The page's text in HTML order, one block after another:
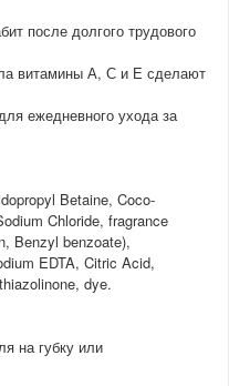
после долгого трудового
витамины А, С и Е сделают
ежедневного ухода за
Betaine, Coco-
Chloride, fragrance
Benzyl benzoate),
EDTA, Citric Acid,
dye.
на губку или